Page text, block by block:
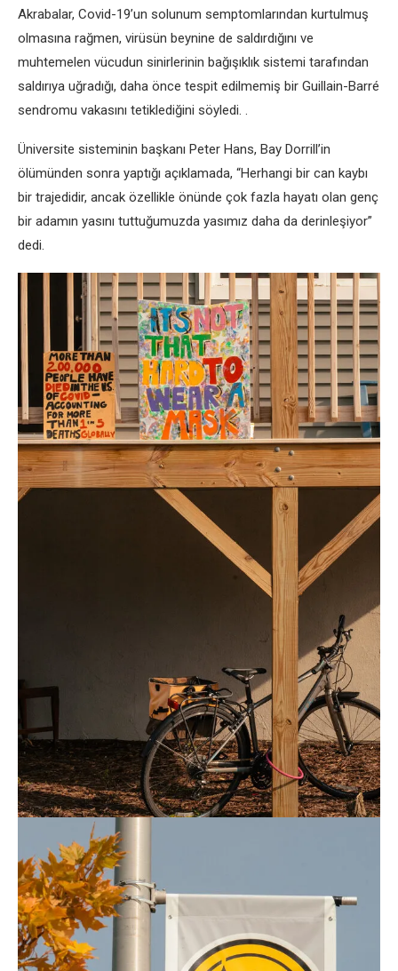
Akrabalar, Covid-19’un solunum semptomlarından kurtulmuş
olmasına rağmen, virüsün beynine de saldırdığını ve
muhtemelen vücudun sinirlerinin bağışıklık sistemi tarafından
saldırıya uğradığı, daha önce tespit edilmemiş bir Guillain-Barré
sendromu vakasını tetiklediğini söyledi. .
Üniversite sisteminin başkanı Peter Hans, Bay Dorrill’in
ölümünden sonra yaptığı açıklamada, “Herhangi bir can kaybı
bir trajedidir, ancak özellikle önünde çok fazla hayatı olan genç
bir adamın yasını tuttuğumuzda yasımız daha da derinleşiyor”
dedi.